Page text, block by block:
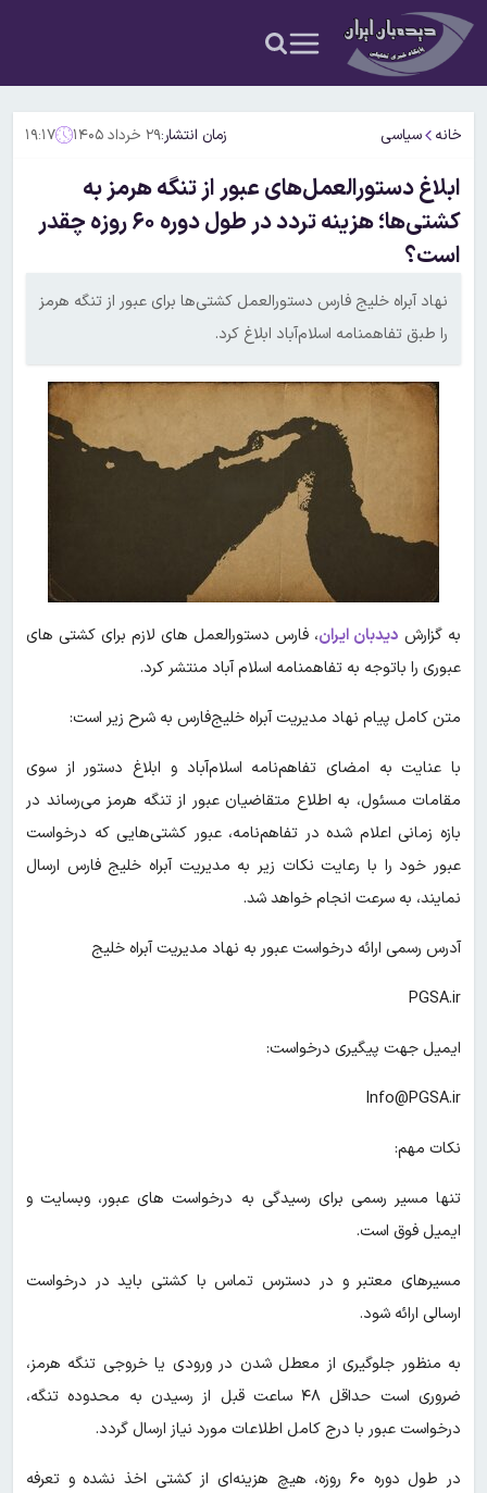
خانه سیاسی زمان انتشار:۲۹ خرداد ۱۴۰۵ ۱۹:۱۷
ابلاغ دستورالعمل‌های عبور از تنگه هرمز به
کشتی‌ها؛ هزینه تردد در طول دوره ۶۰ روزه چقدر
است؟
نهاد آبراه خلیج فارس دستورالعمل کشتی‌ها برای عبور از تنگه هرمز
را طبق تفاهمنامه اسلام‌آباد ابلاغ کرد.
به گزارش دیدبان ایران، فارس دستورالعمل های لازم برای کشتی های
عبوری را باتوجه به تفاهمنامه اسلام آباد منتشر کرد.
متن کامل پیام نهاد مدیریت آبراه خلیج‌فارس به شرح زیر است:
با عنایت به امضای تفاهم‌نامه اسلام‌آباد و ابلاغ دستور از سوی
مقامات مسئول، به اطلاع متقاضیان عبور از تنگه هرمز می‌رساند در
بازه زمانی اعلام شده در تفاهم‌نامه، عبور کشتی‌هایی که درخواست
عبور خود را با رعایت نکات زیر به مدیریت آبراه خلیج فارس ارسال
نمایند، به سرعت انجام خواهد شد.
آدرس رسمی ارائه درخواست عبور به نهاد مدیریت آبراه خلیج
PGSA.ir
ایمیل جهت پیگیری درخواست:
Info@PGSA.ir
نکات مهم:
تنها مسیر رسمی برای رسیدگی به درخواست های عبور، وبسایت و
ایمیل فوق است.
مسیرهای معتبر و در دسترس تماس با کشتی باید در درخواست
ارسالی ارائه شود.
به منظور جلوگیری از معطل شدن در ورودی یا خروجی تنگه هرمز،
ضروری است حداقل ۴۸ ساعت قبل از رسیدن به محدوده تنگه،
درخواست عبور با درج کامل اطلاعات مورد نیاز ارسال گردد.
در طول دوره ۶۰ روزه، هیچ هزینه‌ای از کشتی اخذ نشده و تعرفه